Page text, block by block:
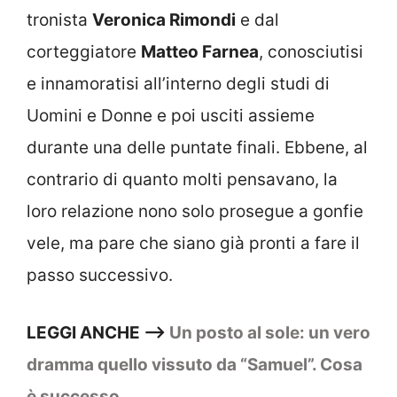
tronista Veronica Rimondi e dal
corteggiatore Matteo Farnea, conosciutisi
e innamoratisi all’interno degli studi di
Uomini e Donne e poi usciti assieme
durante una delle puntate finali. Ebbene, al
contrario di quanto molti pensavano, la
loro relazione nono solo prosegue a gonfie
vele, ma pare che siano già pronti a fare il
passo successivo.
LEGGI ANCHE –> Un posto al sole: un vero
dramma quello vissuto da “Samuel”. Cosa